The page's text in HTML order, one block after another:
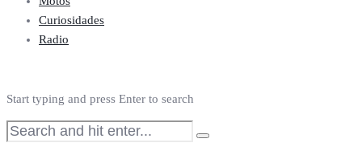
Curiosidades
Radio
Start typing and press Enter to search